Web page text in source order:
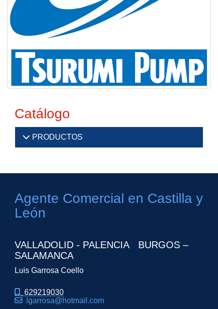
Catálogo
PRODUCTOS
Agente Comercial en Castilla y
León
VALLADOLID - PALENCIA BURGOS –
SALAMANCA
Luis Garrosa Coello
629219030
lgarrosa
hotmail.com